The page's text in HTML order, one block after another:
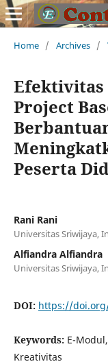
Home / Archives /
Efektivitas
Project
Peserta
Rani Rani
Universitas Sriwijaya,
Alfiandra Alfiandra
Universitas Sriwijaya,
DOI: https://
Keywords: E-
Kreativitas